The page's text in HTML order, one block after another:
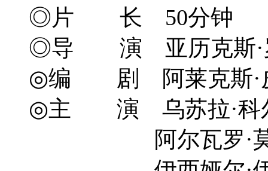
◎片 长 50分钟
◎导 演 亚历克斯·罗德
◎编 剧 阿莱克斯·皮纳
◎主 演 乌苏拉·科尔
阿尔瓦罗·莫奇